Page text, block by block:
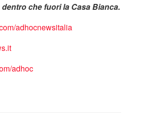
che fuori la Casa Bianca.
adhocnewsitalia
adhoc